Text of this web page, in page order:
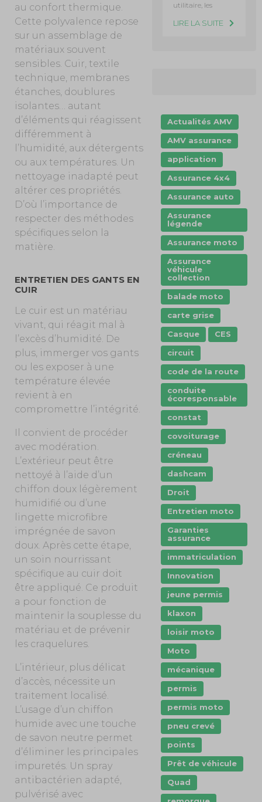
au confort thermique.
Cette polyvalence repose
sur un assemblage de
matériaux souvent
sensibles. Cuir, textile
technique, membranes
étanches, doublures
isolantes… autant
d’éléments qui réagissent
différemment à
l’humidité, aux détergents
ou aux températures. Un
nettoyage inadapté peut
altérer ces propriétés.
D’où l’importance de
respecter des méthodes
spécifiques selon la
matière.
ENTRETIEN DES GANTS EN
CUIR
Le cuir est un matériau
vivant, qui réagit mal à
l’excès d’humidité. De
plus, immerger vos gants
ou les exposer à une
température élevée
revient à en
compromettre l’intégrité.
Il convient de procéder
avec modération.
L’extérieur peut être
nettoyé à l’aide d’un
chiffon doux légèrement
humidifié ou d’une
lingette microfibre
imprégnée de savon
doux. Après cette étape,
un soin nourrissant
spécifique au cuir doit
être appliqué. Ce produit
a pour fonction de
maintenir la souplesse du
matériau et de prévenir
les craquelures.
L’intérieur, plus délicat
d’accès, nécessite un
traitement localisé.
L’usage d’un chiffon
humide avec une touche
de savon neutre permet
d’éliminer les principales
impuretés. Un spray
antibactérien adapté,
pulvérisé avec
utilitaire, les
LIRE LA SUITE
Actualités AMV
AMV assurance
application
Assurance 4x4
Assurance auto
Assurance
légende
Assurance moto
Assurance
véhicule
collection
balade moto
carte grise
Casque
CES
circuit
code de la route
conduite
écoresponsable
constat
covoiturage
créneau
dashcam
Droit
Entretien moto
Garanties
assurance
immatriculation
Innovation
jeune permis
klaxon
loisir moto
Moto
mécanique
permis
permis moto
pneu crevé
points
Prêt de véhicule
Quad